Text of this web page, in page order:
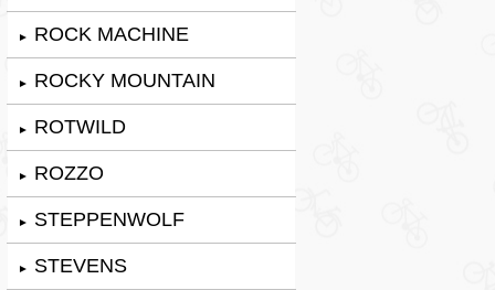
► ROCK MACHINE
► ROCKY MOUNTAIN
► ROTWILD
► ROZZO
► STEPPENWOLF
► STEVENS